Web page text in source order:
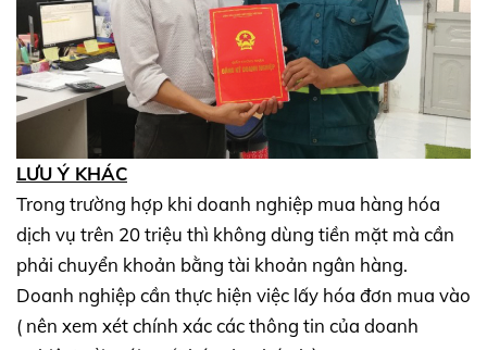
LƯU Ý KHÁC
Trong trường hợp khi doanh nghiệp mua hàng hóa
dịch vụ trên 20 triệu thì không dùng tiền mặt mà cần
phải chuyển khoản bằng tài khoản ngân hàng.
Doanh nghiệp cần thực hiện việc lấy hóa đơn mua vào
( nên xem xét chính xác các thông tin của doanh